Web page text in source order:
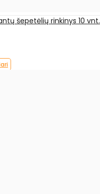
šepetėlių rinkinys 10 vnt.